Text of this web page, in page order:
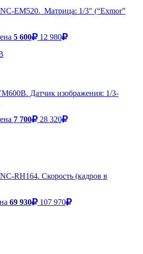
EM520. Матрица: 1/3" (“Exmor”
5 600 12 980
Датчик изображения: 1/3-
7 700 28 320
RH164. Скорость (кадров в
69 930 107 970